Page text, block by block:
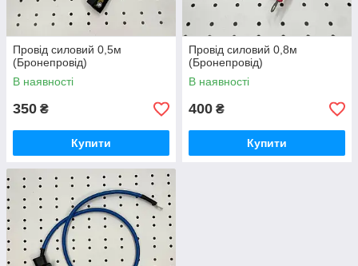
Провід силовий 0,5м
(Бронепровід)
В наявності
350 ₴
Купити
Провід силовий 0,8м
(Бронепровід)
В наявності
400 ₴
Купити